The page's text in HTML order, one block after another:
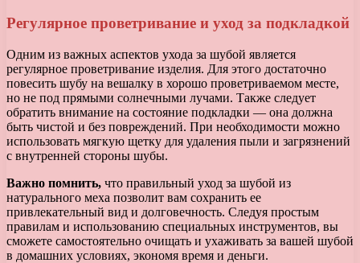
Регулярное проветривание и уход за подкладкой
Одним из важных аспектов ухода за шубой является
регулярное проветривание изделия. Для этого достаточно
повесить шубу на вешалку в хорошо проветриваемом месте,
но не под прямыми солнечными лучами. Также следует
обратить внимание на состояние подкладки — она должна
быть чистой и без повреждений. При необходимости можно
использовать мягкую щетку для удаления пыли и загрязнений
с внутренней стороны шубы.
Важно помнить, что правильный уход за шубой из
натурального меха позволит вам сохранить ее
привлекательный вид и долговечность. Следуя простым
правилам и использованию специальных инструментов, вы
сможете самостоятельно очищать и ухаживать за вашей шубой
в домашних условиях, экономя время и деньги.